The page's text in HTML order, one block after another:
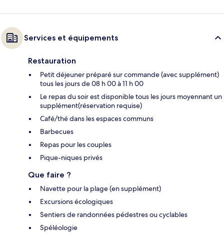
Services et équipements
Restauration
Petit déjeuner préparé sur commande (avec supplément)
tous les jours de 08 h 00 à 11 h 00
Le repas du soir est disponible tous les jours moyennant un
supplément(réservation requise)
Café/thé dans les espaces communs
Barbecues
Repas pour les couples
Pique-niques privés
Que faire ?
Navette pour la plage (en supplément)
Excursions écologiques
Sentiers de randonnées pédestres ou cyclables
Spéléologie